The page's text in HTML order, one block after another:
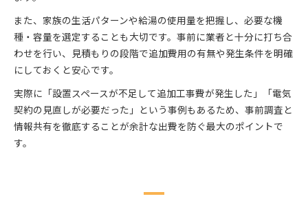
また、家族の生活パターンや給湯の使用量を把握し、必要な機
種・容量を選定することも大切です。事前に業者と十分に打ち合
わせを行い、見積もりの段階で追加費用の有無や発生条件を明確
にしておくと安心です。
実際に「設置スペースが不足して追加工事費が発生した」「電気
契約の見直しが必要だった」という事例もあるため、事前調査と
情報共有を徹底することが余計な出費を防ぐ最大のポイントで
す。